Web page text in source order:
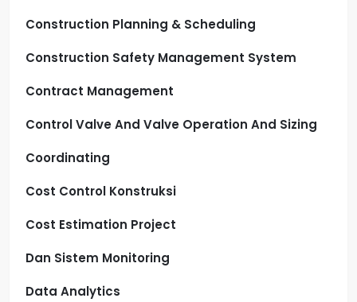
Construction Planning & Scheduling
Construction Safety Management System
Contract Management
Control Valve And Valve Operation And Sizing
Coordinating
Cost Control Konstruksi
Cost Estimation Project
Dan Sistem Monitoring
Data Analytics